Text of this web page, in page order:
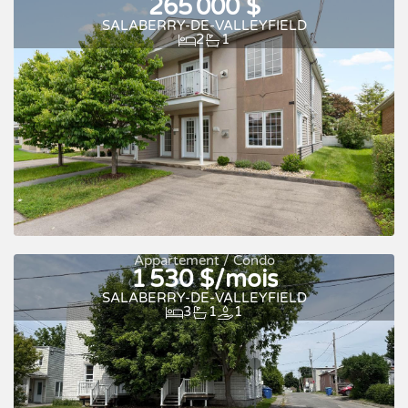
265 000 $
SALABERRY-DE-VALLEYFIELD
2
1
Appartement / Condo
1 530 $/mois
SALABERRY-DE-VALLEYFIELD
3
1 1